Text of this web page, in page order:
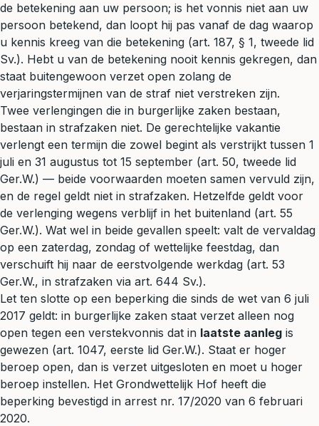
de betekening aan uw persoon; is het vonnis niet aan uw
persoon betekend, dan loopt hij pas vanaf de dag waarop
u kennis kreeg van die betekening (art. 187, § 1, tweede lid
Sv.). Hebt u van de betekening nooit kennis gekregen, dan
staat buitengewoon verzet open zolang de
verjaringstermijnen van de straf niet verstreken zijn.
Twee verlengingen die in burgerlijke zaken bestaan,
bestaan in strafzaken niet. De gerechtelijke vakantie
verlengt een termijn die zowel begint als verstrijkt tussen 1
juli en 31 augustus tot 15 september (art. 50, tweede lid
Ger.W.) — beide voorwaarden moeten samen vervuld zijn,
en de regel geldt niet in strafzaken. Hetzelfde geldt voor
de verlenging wegens verblijf in het buitenland (art. 55
Ger.W.). Wat wel in beide gevallen speelt: valt de vervaldag
op een zaterdag, zondag of wettelijke feestdag, dan
verschuift hij naar de eerstvolgende werkdag (art. 53
Ger.W., in strafzaken via art. 644 Sv.).
Let ten slotte op een beperking die sinds de wet van 6 juli
2017 geldt: in burgerlijke zaken staat verzet alleen nog
open tegen een verstekvonnis dat in laatste aanleg is
gewezen (art. 1047, eerste lid Ger.W.). Staat er hoger
beroep open, dan is verzet uitgesloten en moet u hoger
beroep instellen. Het Grondwettelijk Hof heeft die
beperking bevestigd in arrest nr. 17/2020 van 6 februari
2020.